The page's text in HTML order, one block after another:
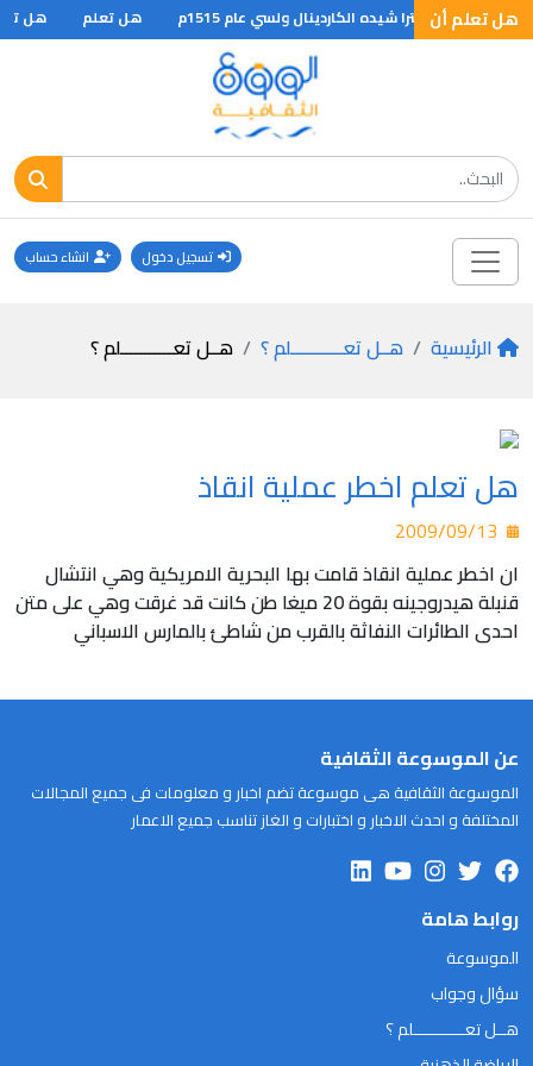
هل تعلم أن
في انجلترا شيده الكاردينال ولسي عام 1515م هل تعلم هل
تسجيل دخول انشاء حساب
الرئيسية هــل تعـــــــــــلم ؟ هــل تعـــــــــــلم ؟
هل تعلم اخطر عملية انقاذ
ان اخطر عملية انقاذ قامت بها البحرية الامريكية وهي انتشال
قنبلة هيدروجينه بقوة 20 ميغا طن كانت قد غرقت وهي على متن
احدى الطائرات النفاثة بالقرب من شاطئ بالمارس الاسباني
عن الموسوعة الثقافية
الموسوعة الثقافية هى موسوعة تضم اخبار و معلومات فى جميع المجالات
المختلفة و احدث الاخبار و اختبارات و الغاز تناسب جميع الاعمار
روابط هامة
الموسوعة
سؤال وجواب
هــل تعـــــــــــلم ؟